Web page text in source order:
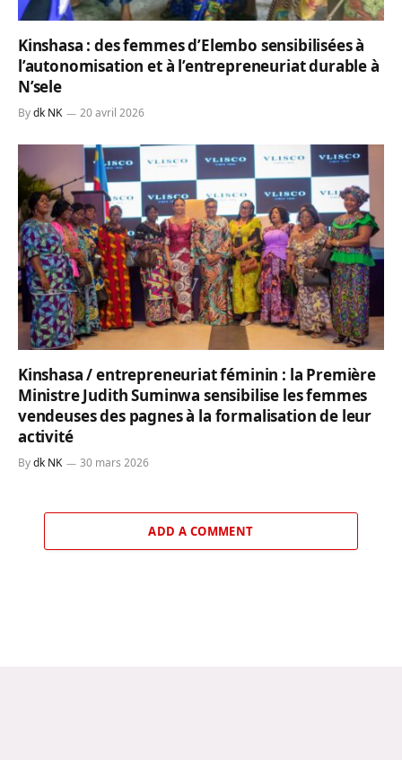
Kinshasa : des femmes d’Elembo sensibilisées à
l’autonomisation et à l’entrepreneuriat durable à
N’sele
Bydk NK 20 avril 2026
Kinshasa / entrepreneuriat féminin : la Première
Ministre Judith Suminwa sensibilise les femmes
vendeuses des pagnes à la formalisation de leur
activité
Bydk NK 30 mars 2026
ADD A COMMENT